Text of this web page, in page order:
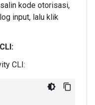
kode otorisasi,
input, lalu klik
CLI: